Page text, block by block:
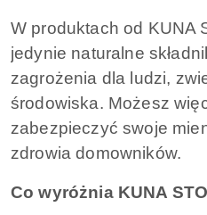
W produktach od KUNA
jedynie naturalne
zagrożenia dla ludzi,
środowiska. Możesz
zabezpieczyć swoje
zdrowia domowników.
Co wyróżnia KUNA